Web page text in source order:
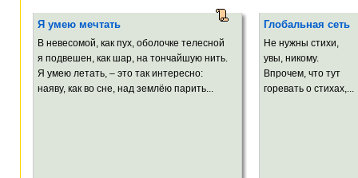
Я умею мечтать
В невесомой, как пух, оболочке телесной
я подвешен, как шар, на тончайшую нить.
Я умею летать, – это так интересно:
наяву, как во сне, над землёю парить...
Глобальная сеть
Не нужны стихи,
увы, никому.
Впрочем, что тут
горевать о стихах,...